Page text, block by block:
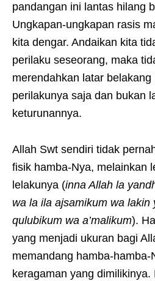
pandangan ini lantas hilang
Ungkapan-ungkapan rasis
kita dengar. Andaikan kita
perilaku seseorang, maka
merendahkan latar
perilakunya saja dan bukan
keturunannya.
Allah Swt sendiri tidak
fisik hamba-Nya, melainkan
lelakunya (inna Allah la
wa la ila ajsamikum wa lakin
qulubikum wa a’malikum).
yang menjadi ukuran bagi
memandang hamba-
keragaman yang